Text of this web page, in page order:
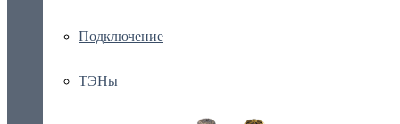
Подключение
ТЭНы